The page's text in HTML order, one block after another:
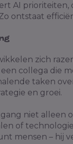
AI
ontstaat
zich
collega die
taken
en groei.
niet alleen
of
mensen – hij